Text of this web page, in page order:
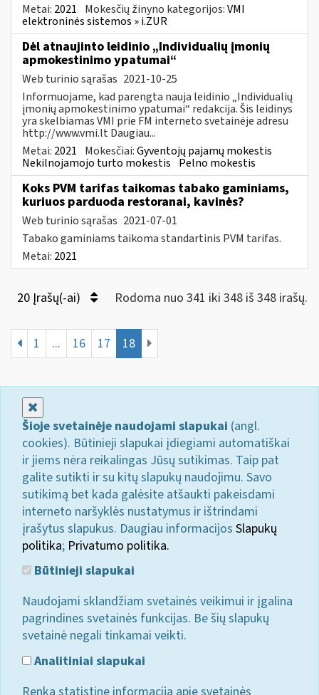
Metai: 2021 Mokesčių žinyno kategorijos:VMI
elektroninės sistemos » i.ZUR
Dėl atnaujinto leidinio „Individualių įmonių
apmokestinimo ypatumai“
Web turinio sąrašas 2021-10-25
Informuojame, kad parengta nauja leidinio „Individualių
įmonių apmokestinimo ypatumai“ redakcija. Šis leidinys
yra skelbiamas VMI prie FM interneto svetainėje adresu
http://www.vmi.lt Daugiau...
Metai: 2021 Mokesčiai:Gyventojų pajamų mokestis
Nekilnojamojo turto mokestis Pelno mokestis
Koks PVM tarifas taikomas tabako gaminiams,
kuriuos parduoda restoranai, kavinės?
Web turinio sąrašas 2021-07-01
Tabako gaminiams taikoma standartinis PVM tarifas.
Metai: 2021
20 Įrašų(-ai) Rodoma nuo 341 iki 348 iš 348 irašų.
1 ... 16 17 18
Šioje svetainėje naudojami slapukai (angl.
cookies). Būtinieji slapukai įdiegiami automatiškai
ir jiems nėra reikalingas Jūsų sutikimas. Taip pat
galite sutikti ir su kitų slapukų naudojimu. Savo
sutikimą bet kada galėsite atšaukti pakeisdami
interneto naršyklės nustatymus ir ištrindami
įrašytus slapukus. Daugiau informacijos Slapukų
politika; Privatumo politika.
Būtinieji slapukai
Naudojami sklandžiam svetainės veikimui ir įgalina
pagrindines svetainės funkcijas. Be šių slapukų
svetainė negali tinkamai veikti.
Analitiniai slapukai
Renka statistinę informaciją apie svetainės